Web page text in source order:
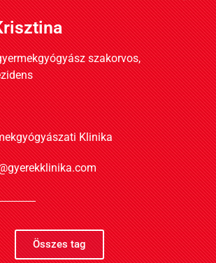
szakorvos,
Klinika
Összes tag